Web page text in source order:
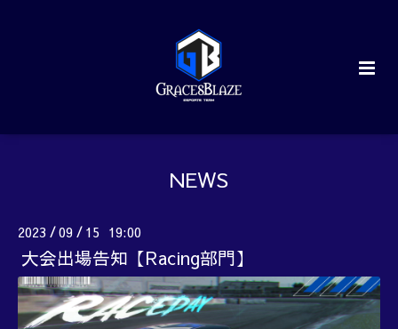
NEWS
2023 /09 / 15 19:00
大会出場告知【Racing部門】